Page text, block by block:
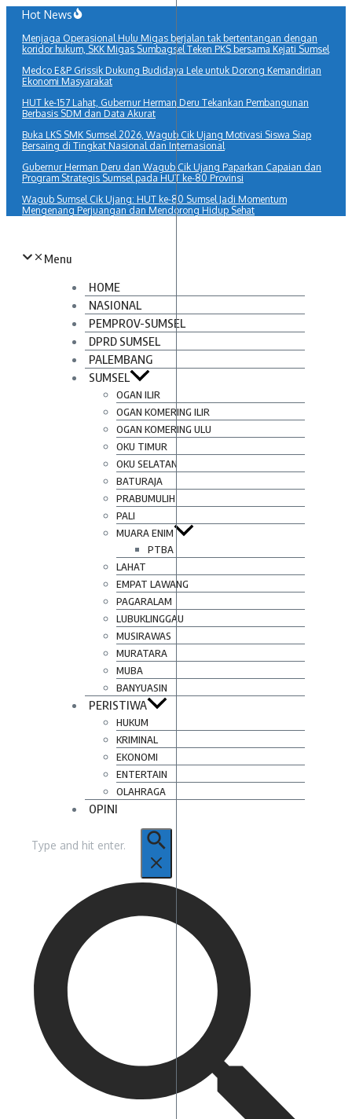
Lewati
konten
Hot News
Menjaga Operasional Hulu Migas berjalan tak bertentangan dengan
koridor hukum, SKK Migas Sumbagsel Teken PKS bersama Kejati Sumsel
Medco E&P Grissik Dukung Budidaya Lele untuk Dorong Kemandirian
Ekonomi Masyarakat
HUT ke-157 Lahat, Gubernur Herman Deru Tekankan Pembangunan
Berbasis SDM dan Data Akurat
Buka LKS SMK Sumsel 2026, Wagub Cik Ujang Motivasi Siswa Siap
Bersaing di Tingkat Nasional dan Internasional
Gubernur Herman Deru dan Wagub Cik Ujang Paparkan Capaian dan
Program Strategis Sumsel pada HUT ke-80 Provinsi
Wagub Sumsel Cik Ujang: HUT ke-80 Sumsel Jadi Momentum
Mengenang Perjuangan dan Mendorong Hidup Sehat
Menu
HOME
NASIONAL
PEMPROV-SUMSEL
DPRD SUMSEL
PALEMBANG
SUMSEL
OGAN ILIR
OGAN KOMERING ILIR
OGAN KOMERING ULU
OKU TIMUR
OKU SELATAN
BATURAJA
PRABUMULIH
PALI
MUARA ENIM
PTBA
LAHAT
EMPAT LAWANG
PAGARALAM
LUBUKLINGGAU
MUSIRAWAS
MURATARA
MUBA
BANYUASIN
PERISTIWA
HUKUM
KRIMINAL
EKONOMI
ENTERTAIN
OLAHRAGA
OPINI
untuk: